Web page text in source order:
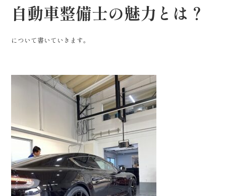
自動車整備士の魅力とは？
について書いていきます。